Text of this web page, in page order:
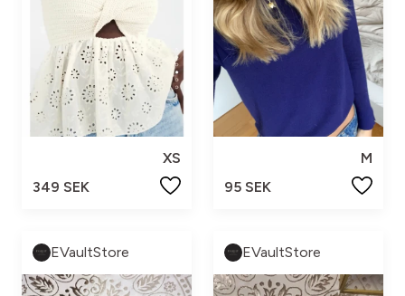
XS
349 SEK
M
95 SEK
EVaultStore EVaultStore